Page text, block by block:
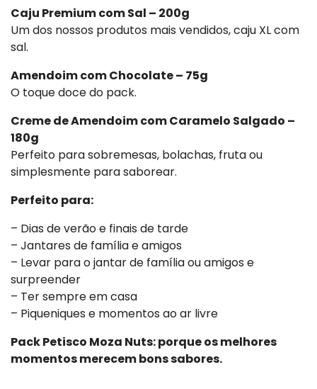
Caju Premium com Sal – 200g
Um dos nossos produtos mais vendidos, caju XL com
sal.
Amendoim com Chocolate – 75g
O toque doce do pack.
Creme de Amendoim com Caramelo Salgado –
180g
Perfeito para sobremesas, bolachas, fruta ou
simplesmente para saborear.
Perfeito para:
– Dias de verão e finais de tarde
– Jantares de família e amigos
– Levar para o jantar de família ou amigos e
surpreender
– Ter sempre em casa
– Piqueniques e momentos ao ar livre
Pack Petisco Moza Nuts: porque os melhores
momentos merecem bons sabores.